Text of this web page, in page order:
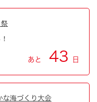
あと 43 日
な海づくり大会